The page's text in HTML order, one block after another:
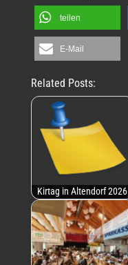
teilen
E-Mail
Related Posts:
Kirtag in Altendorf 2026